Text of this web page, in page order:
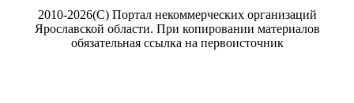
2010-2026(С) Портал некоммерческих организаций
Ярославской области. При копировании материалов
обязательная ссылка на первоисточник